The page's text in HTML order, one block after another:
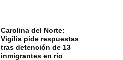
Carolina del Norte:
Vigilia pide respuestas
tras detención de 13
inmigrantes en río